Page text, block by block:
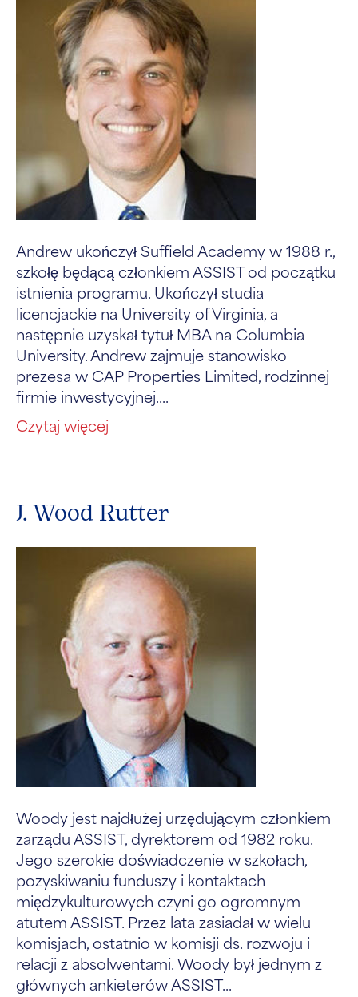
Andrew ukończył Suffield Academy w 1988 r.,
szkołę będącą członkiem ASSIST od początku
istnienia programu. Ukończył studia
licencjackie na University of Virginia, a
następnie uzyskał tytuł MBA na Columbia
University. Andrew zajmuje stanowisko
prezesa w CAP Properties Limited, rodzinnej
firmie inwestycyjnej....
Czytaj więcej
J. Wood Rutter
Woody jest najdłużej urzędującym członkiem
zarządu ASSIST, dyrektorem od 1982 roku.
Jego szerokie doświadczenie w szkołach,
pozyskiwaniu funduszy i kontaktach
międzykulturowych czyni go ogromnym
atutem ASSIST. Przez lata zasiadał w wielu
komisjach, ostatnio w komisji ds. rozwoju i
relacji z absolwentami. Woody był jednym z
głównych ankieterów ASSIST...